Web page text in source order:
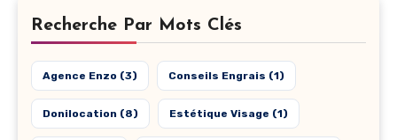
Recherche Par Mots Clés
Agence Enzo (3) Conseils Engrais (1)
Donilocation (8) Estétique Visage (1)